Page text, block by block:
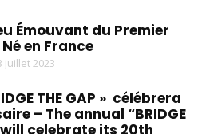
Émouvant du Premier
en France
juillet 2023
THE GAP » célébrera
– The annual “BRIDGE
will celebrate its 20th